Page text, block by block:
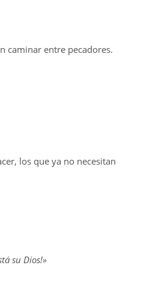
caminar entre pecadores.
los que ya no necesitan
su Dios!»